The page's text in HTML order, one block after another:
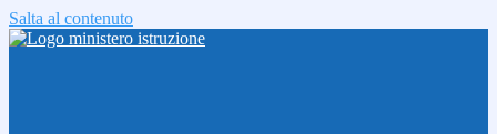
Salta al contenuto